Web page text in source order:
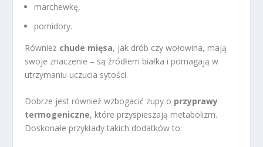
marchewkę,
pomidory.
Również chude mięsa, jak drób czy wołowina, mają
swoje znaczenie – są źródłem białka i pomagają w
utrzymaniu uczucia sytości.
Dobrze jest również wzbogacić zupy o przyprawy
termogeniczne, które przyspieszają metabolizm.
Doskonałe przykłady takich dodatków to: